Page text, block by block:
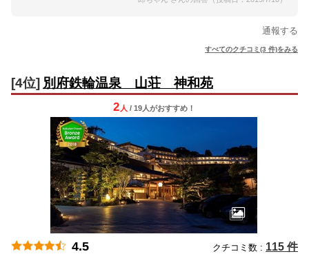
通報する
すべてのクチコミ(3 件)をみる
[4位] 別府鉄輪温泉 山荘 神和苑
2 人 / 19人がおすすめ！
4.5 クチコミ数 : 115 件